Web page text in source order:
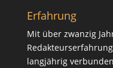
Erfahrung
Mit über zwanzig
langjährig